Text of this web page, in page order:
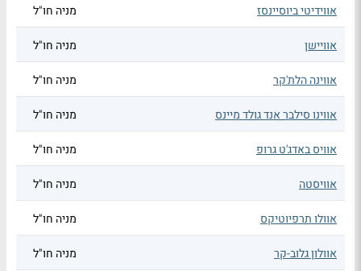
אווידיטי ביוסיינסז מניה חו"ל
אוויישן מניה חו"ל
אווינה הלת'קר מניה חו"ל
אווינו סילבר אנד גולד מיינס מניה חו"ל
אוויס באדג'ט גרופ מניה חו"ל
אוויסטה מניה חו"ל
אוולו תרפיוטיקס מניה חו"ל
אוולון גלוב-קר מניה חו"ל